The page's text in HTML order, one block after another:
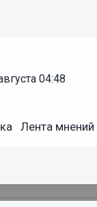
04:48
Лента мнений